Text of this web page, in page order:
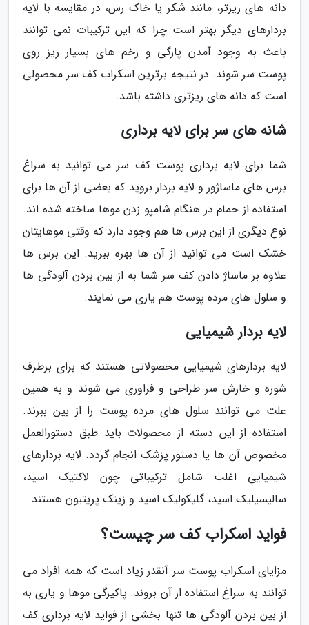
دانه های ریزتر، مانند شکر یا خاک رس، در مقایسه با لایه
بردارهای دیگر بهتر است چرا که این ترکیبات نمی توانند
باعث به وجود آمدن پارگی و زخم های بسیار ریز روی
پوست سر شوند. در نتیجه برترین اسکراب کف سر محصولی
است که دانه های ریزتری داشته باشد.
شانه های سر برای لایه برداری
شما برای لایه برداری پوست کف سر می توانید به سراغ
برس های ماساژور و لایه بردار بروید که بعضی از آن ها برای
استفاده از حمام در هنگام شامپو زدن موها ساخته شده اند.
نوع دیگری از این برس ها هم وجود دارد که وقتی موهایتان
خشک است می توانید از آن ها بهره ببرید. این برس ها
علاوه بر ماساژ دادن کف سر شما به از بین بردن آلودگی ها
و سلول های مرده پوست هم یاری می نمایند.
لایه بردار شیمیایی
لایه بردارهای شیمیایی محصولاتی هستند که برای برطرف
شوره و خارش سر طراحی و فراوری می شوند و به همین
علت می توانند سلول های مرده پوست را از بین ببرند.
استفاده از این دسته از محصولات باید طبق دستورالعمل
مخصوص آن ها یا دستور پزشک انجام گردد. لایه بردارهای
شیمیایی اغلب شامل ترکیباتی چون لاکتیک اسید،
سالیسیلیک اسید، گلیکولیک اسید و زینک پریتیون هستند.
فواید اسکراب کف سر چیست؟
مزایای اسکراب پوست سر آنقدر زیاد است که همه افراد می
توانند به سراغ استفاده از آن بروند. پاکیزگی موها و یاری به
از بین بردن آلودگی ها تنها بخشی از فواید لایه برداری کف